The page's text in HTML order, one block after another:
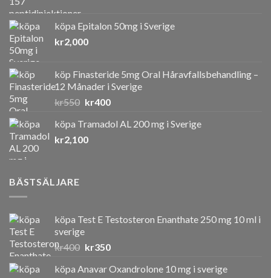
köpa Epitalon 50mg i Sverige
kr2,000
köp Finasteride 5mg Oral Håravfallsbehandling –
12 Månader i Sverige
kr550 Det
priset
var:
kr400Det
priset
köpa Tramadol AL 200 mg i Sverige
kr2,100
BÄSTSÄLJARE
köpa Test E Testosteron Enanthate 250 mg 10 ml i
sverige
kr400 Det
priset
kr350Det
priset
köpa Anavar Oxandrolone 10 mg i sverige